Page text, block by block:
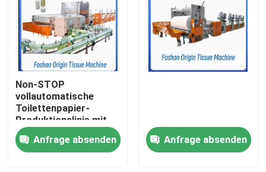
Werksbesichtigung
Qualitätskontrolle
Kontakt mit uns
Neuigkeiten
Non-STOP
vollautomatische
Toilettenpapier-
Produktionslinie mit
Prägungseinheit
Anfrage absenden Anfrage absenden